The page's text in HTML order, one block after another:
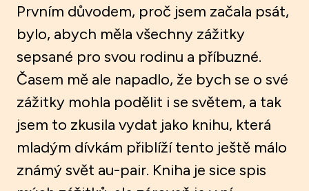
Prvním důvodem, proč jsem začala psát,
bylo, abych měla všechny zážitky
sepsané pro svou rodinu a příbuzné.
Časem mě ale napadlo, že bych se o své
zážitky mohla podělit i se světem, a tak
jsem to zkusila vydat jako knihu, která
mladým dívkám přiblíží tento ještě málo
známý svět au-pair. Kniha je sice spis